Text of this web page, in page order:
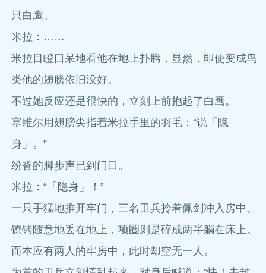
只白鹰。
米拉：……
米拉目瞪口呆地看他在地上扑腾，显然，即使变成鸟
类他的翅膀依旧没好。
不过她反应还是很快的，立刻上前抱起了白鹰。
塞维尔用翅膀尖指着米拉手里的羽毛：“说「隐
身」。”
纷沓的脚步声已到门口。
米拉：“「隐身」！”
一只手猛地推开牢门，三名卫兵拎着佩剑冲入房中。
镣铐随意地丢在地上，项圈则是碎成两半躺在床上。
而本应有两人的牢房中，此时却空无一人。